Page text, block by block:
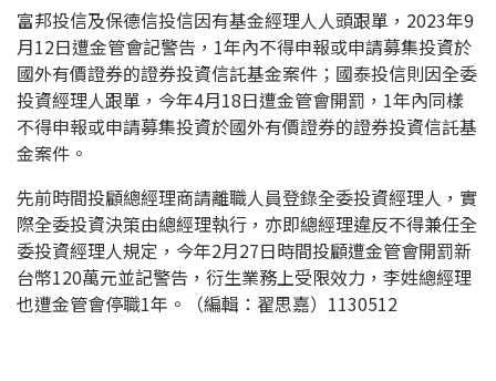
富邦投信及保德信投信因有基金經理人人頭跟單，2023年9
月12日遭金管會記警告，1年內不得申報或申請募集投資於
國外有價證券的證券投資信託基金案件；國泰投信則因全委
投資經理人跟單，今年4月18日遭金管會開罰，1年內同樣
不得申報或申請募集投資於國外有價證券的證券投資信託基
金案件。
先前時間投顧總經理商請離職人員登錄全委投資經理人，實
際全委投資決策由總經理執行，亦即總經理違反不得兼任全
委投資經理人規定，今年2月27日時間投顧遭金管會開罰新
台幣120萬元並記警告，衍生業務上受限效力，李姓總經理
也遭金管會停職1年。（編輯：翟思嘉）1130512